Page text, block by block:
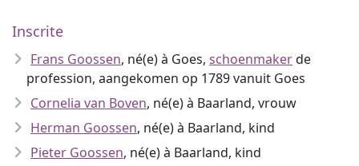
Inscrite
Frans Goossen, né(e) à Goes, schoenmakerde
profession, aangekomen op 1789 vanuit Goes
Cornelia van Boven, né(e) à Baarland, vrouw
Herman Goossen, né(e) à Baarland, kind
Pieter Goossen, né(e) à Baarland, kind